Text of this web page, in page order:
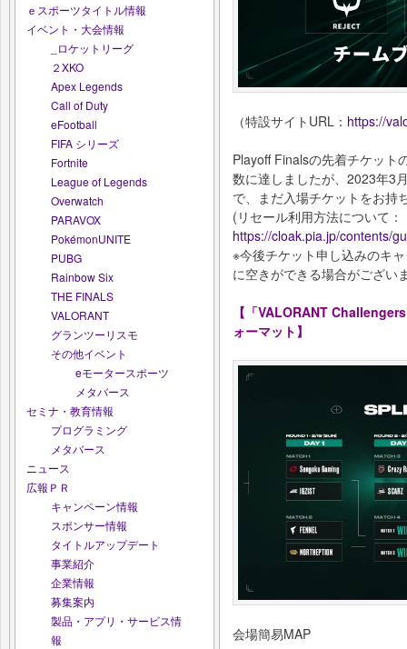
ｅスポーツタイトル情報
イベント・大会情報
_ロケットリーグ
２XKO
Apex Legends
Call of Duty
eFootball
FIFA シリーズ
Fortnite
League of Legends
Overwatch
PARAVOX
PokémonUNITE
PUBG
Rainbow Six
THE FINALS
VALORANT
グランツーリスモ
その他イベント
eモータースポーツ
メタバース
セミナ・教育情報
プログラミング
メタバース
ニュース
広報ＰＲ
キャンペーン情報
スポンサー情報
タイトルアップデート
事業紹介
企業情報
募集案内
製品・アプリ・サービス情
報
（特設サイトURL： https://
Playoff Finalsの先着チケット
数に達しましたが、2023年3
で、まだ入場チケットをお持
(リセール利用方法について：
https://cloak.pia.jp/contents/
※今後チケット申し込みのキ
に空きができる場合がござい
【「VALORANT
ォーマット】
会場簡易MAP